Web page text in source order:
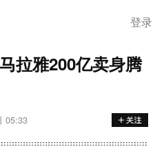
登录
拉雅200亿卖身腾
05:33